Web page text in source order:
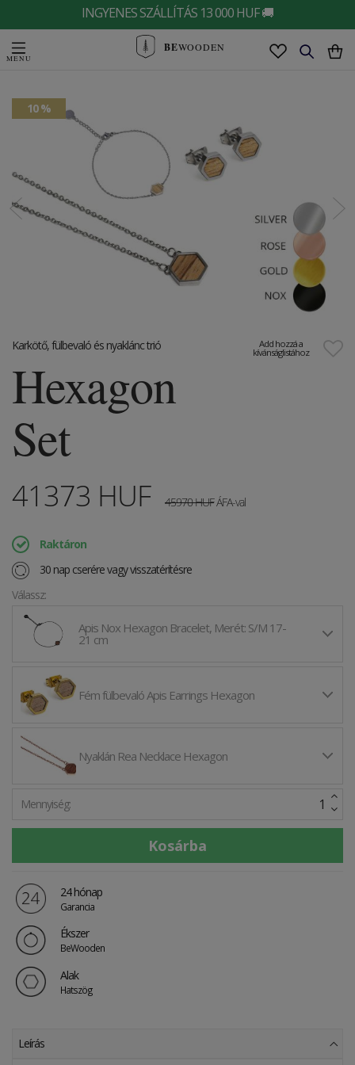
INGYENES SZÁLLÍTÁS 13 000 HUF 🚚
BEWOODEN
10 %
Add hozzá a
kívánságlistához
Karkötő, fülbevaló és nyaklánc trió
Hexagon
Set
41373 HUF 45970HUFÁFA-val
Raktáron
30 nap cserére vagy visszatérítésre
Válassz:
Apis Nox Hexagon Bracelet, Merét: S/M 17-
21 cm
Fém fülbevaló Apis Earrings Hexagon
Nyaklán Rea Necklace Hexagon
Mennyiség:
24 hónap
Garancia
Ékszer
BeWooden
Alak
Hatszög
Leírás